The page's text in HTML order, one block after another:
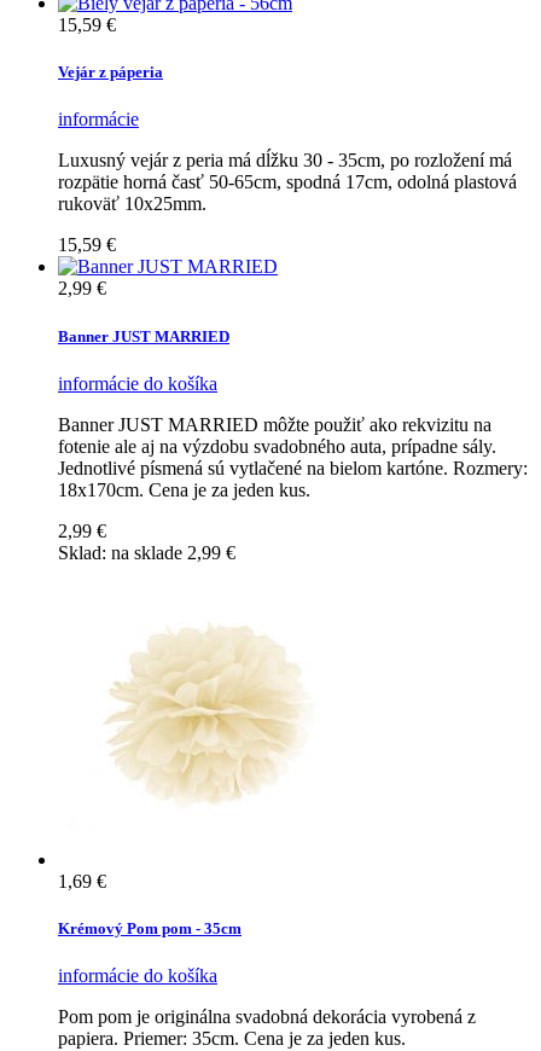
15,59 €
Vejár z páperia
informácie
Luxusný vejár z peria má dĺžku 30 - 35cm, po rozložení má
rozpätie horná časť 50-65cm, spodná 17cm, odolná plastová
rukoväť 10x25mm.
15,59 €
2,99 €
Banner JUST MARRIED
informácie do košíka
Banner JUST MARRIED môžte použiť ako rekvizitu na
fotenie ale aj na výzdobu svadobného auta, prípadne sály.
Jednotlivé písmená sú vytlačené na bielom kartóne. Rozmery:
18x170cm. Cena je za jeden kus.
2,99 €
Sklad: na sklade 2,99 €
1,69 €
Krémový Pom pom - 35cm
informácie do košíka
Pom pom je originálna svadobná dekorácia vyrobená z
papiera. Priemer: 35cm. Cena je za jeden kus.